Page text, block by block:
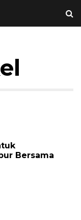
Bersama